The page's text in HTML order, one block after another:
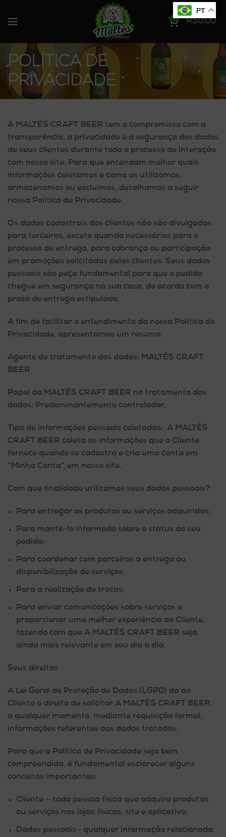
0 R$0,00
POLÍTICA DE
PRIVACIDADE
A MALTÊS CRAFT BEER tem o compromisso com a
transparência, a privacidade e a segurança dos dados
de seus clientes durante todo o processo de interação
com nosso site. Para que entendam melhor quais
informações coletamos e como as utilizamos,
armazenamos ou excluímos, detalhamos a seguir
nossa Política de Privacidade.
Os dados cadastrais dos clientes não são divulgados
para terceiros, exceto quando necessários para o
processo de entrega, para cobrança ou participação
em promoções solicitadas pelos clientes. Seus dados
pessoais são peça fundamental para que o pedido
chegue em segurança na sua casa, de acordo com o
prazo de entrega estipulado.
A fim de facilitar o entendimento da nossa Política de
Privacidade, apresentamos um resumo:
Agente de tratamento dos dados: MALTÊS CRAFT
BEER
Papel da MALTÊS CRAFT BEER no tratamento dos
dados: Predominantemente controlador.
Tipo de informações pessoais coletadas: A MALTÊS
CRAFT BEER coleta as informações que o Cliente
fornece quando se cadastra e cria uma conta em
“Minha Conta”, em nosso site.
Com que finalidade utilizamos seus dados pessoais?
Para entregar os produtos ou serviços adquiridos;
Para mantê-lo informado sobre o status do seu
pedido;
Para coordenar com parceiros a entrega ou
disponibilização de serviços;
Para a realização de trocas;
Para enviar comunicações sobre serviços e
proporcionar uma melhor experiência ao Cliente,
fazendo com que A MALTÊS CRAFT BEER seja
ainda mais relevante em seu dia a dia.
Seus direitos
A Lei Geral de Proteção de Dados (LGPD) dá ao
Cliente o direito de solicitar A MALTÊS CRAFT BEER,
a qualquer momento, mediante requisição formal,
informações referentes aos dados tratados.
Para que a Política de Privacidade seja bem
compreendida, é fundamental esclarecer alguns
conceitos importantes:
Cliente – toda pessoa física que adquire produtos
ou serviços nas lojas físicas, site e aplicativo;
Dados pessoais– qualquer informação relacionada
PT